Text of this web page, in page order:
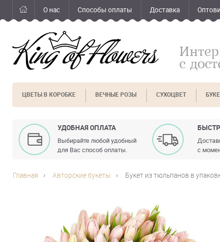
О нас Способы оплаты Доставка
с
ЦВЕТЫ В КОРОБКЕ ВЕЧНЫЕ РОЗЫ СУХОЦВЕТ
УДОБНАЯ ОПЛАТА
Выбирайте любой удобный
для Вас способ оплаты.
с
Главная Авторские букеты Букет из тюльпанов в